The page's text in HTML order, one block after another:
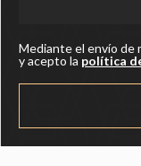
Mediante el envío de
y acepto la política